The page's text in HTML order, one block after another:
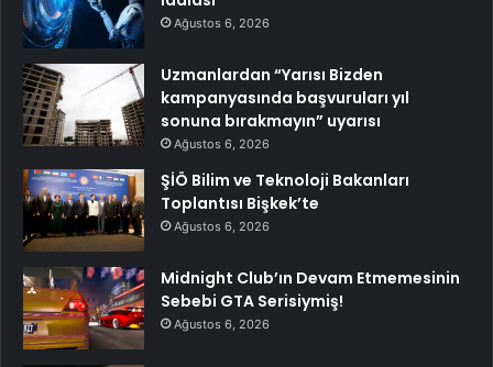
Ağustos 6, 2026
Uzmanlardan “Yarısı Bizden
kampanyasında başvuruları yıl
sonuna bırakmayın” uyarısı
Ağustos 6, 2026
ŞİÖ Bilim ve Teknoloji Bakanları
Toplantısı Bişkek’te
Ağustos 6, 2026
Midnight Club’ın Devam Etmemesinin
Sebebi GTA Serisiymiş!
Ağustos 6, 2026